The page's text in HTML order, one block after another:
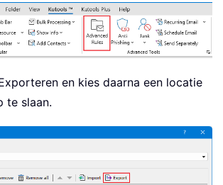
en kies daarna een locatie
te slaan.